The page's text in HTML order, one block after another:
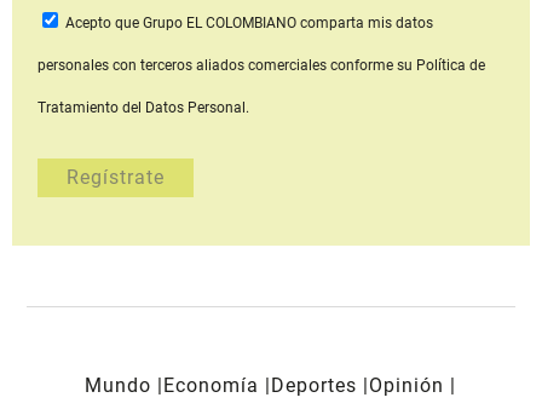
Acepto que Grupo EL COLOMBIANOcomparta mis datos
personales con terceros aliados comerciales conforme su Política de
Tratamiento del Datos Personal.
Mundo Economía Deportes
Opinión